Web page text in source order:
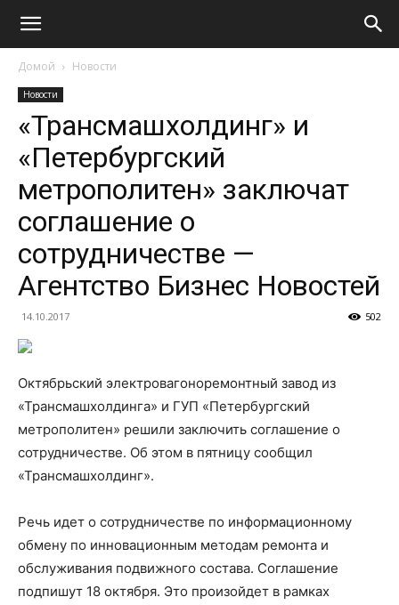
Домой Новости
Новости
«Трансмашхолдинг» и
«Петербургский
метрополитен» заключат
соглашение о
сотрудничестве —
Агентство Бизнес Новостей
14.10.2017 502
Октябрьский электровагоноремонтный завод из
«Трансмашхолдинга» и ГУП «Петербургский
метрополитен» решили заключить соглашение о
сотрудничестве. Об этом в пятницу сообщил
«Трансмашхолдинг».
Речь идет о сотрудничестве по информационному
обмену по инновационным методам ремонта и
обслуживания подвижного состава. Соглашение
подпишут 18 октября. Это произойдет в рамках